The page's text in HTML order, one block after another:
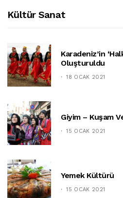
Kültür Sanat
Karadeniz’in
Oluşturuldu
18 OCAK 2021
Giyim – Kuşam
15 OCAK 2021
Yemek Kültürü
15 OCAK 2021